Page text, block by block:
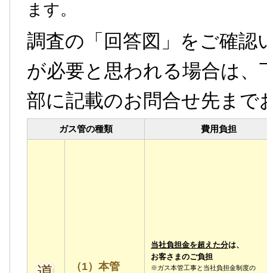
ます。
調査の「回答図」をご確
が必要と思われる場合は
部に記載のお問合せ先ま
ガス管の種類 費用負担
（1）本管
当社負担金を超えた分は、
お客さまのご負担
※ガス本管工事と当社負担金制度の